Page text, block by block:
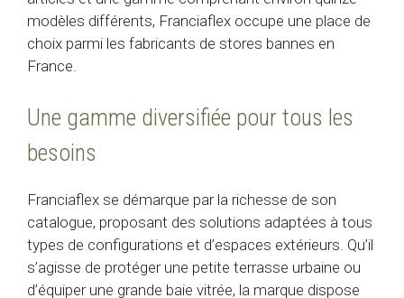
modèles différents, Franciaflex occupe une place de
choix parmi les fabricants de stores bannes en
France.
Une gamme diversifiée pour tous les
besoins
Franciaflex se démarque par la richesse de son
catalogue, proposant des solutions adaptées à tous
types de configurations et d’espaces extérieurs. Qu’il
s’agisse de protéger une petite terrasse urbaine ou
d’équiper une grande baie vitrée, la marque dispose